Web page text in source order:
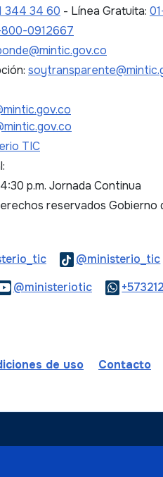
344 34 60 - Línea Gratuita:
0912667
TIC
p.m. Jornada Continua
reservados Gobierno
Logo Threads
@ministerio_tic
Facebook
@ministerioticLogo
de uso Contacto